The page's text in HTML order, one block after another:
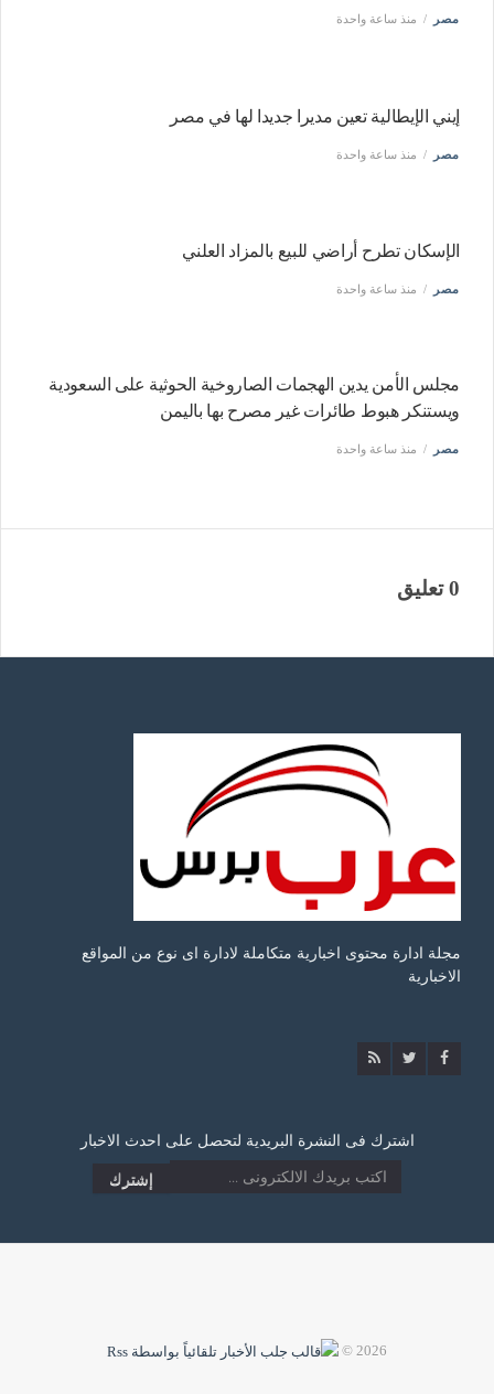
مصر منذ ساعة واحدة
إيني الإيطالية تعين مديرا جديدا لها في مصر
مصر منذ ساعة واحدة
الإسكان تطرح أراضي للبيع بالمزاد العلني
مصر منذ ساعة واحدة
مجلس الأمن يدين الهجمات الصاروخية الحوثية على السعودية
ويستنكر هبوط طائرات غير مصرح بها باليمن
مصر منذ ساعة واحدة
0 تعليق
مجلة ادارة محتوى اخبارية متكاملة لادارة اى نوع من المواقع
الاخبارية
اشترك فى النشرة البريدية لتحصل على احدث الاخبار
2026 ©